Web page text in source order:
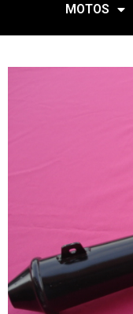
MOTOS